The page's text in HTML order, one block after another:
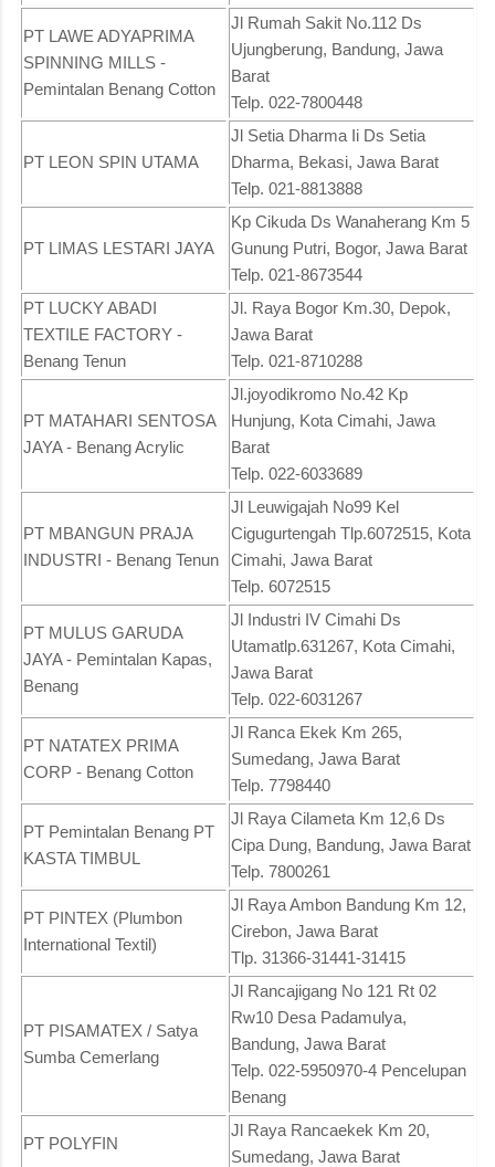
PT LAWE ADYAPRIMA
SPINNING MILLS -
Pemintalan Benang Cotton
Jl Rumah Sakit No.112 Ds
Ujungberung, Bandung, Jawa
Barat
Telp. 022-7800448
PT LEON SPIN UTAMA
Jl Setia Dharma Ii Ds Setia
Dharma, Bekasi, Jawa Barat
Telp. 021-8813888
PT LIMAS LESTARI JAYA
Kp Cikuda Ds Wanaherang Km 5
Gunung Putri, Bogor, Jawa Barat
Telp. 021-8673544
PT LUCKY ABADI
TEXTILE FACTORY -
Benang Tenun
Jl. Raya Bogor Km.30, Depok,
Jawa Barat
Telp. 021-8710288
PT MATAHARI SENTOSA
JAYA - Benang Acrylic
Jl.joyodikromo No.42 Kp
Hunjung, Kota Cimahi, Jawa
Barat
Telp. 022-6033689
PT MBANGUN PRAJA
INDUSTRI - Benang Tenun
Jl Leuwigajah No99 Kel
Cigugurtengah Tlp.6072515, Kota
Cimahi, Jawa Barat
Telp. 6072515
PT MULUS GARUDA
JAYA - Pemintalan Kapas,
Benang
Jl Industri IV Cimahi Ds
Utamatlp.631267, Kota Cimahi,
Jawa Barat
Telp. 022-6031267
PT NATATEX PRIMA
CORP - Benang Cotton
Jl Ranca Ekek Km 265,
Sumedang, Jawa Barat
Telp. 7798440
PT Pemintalan Benang PT
KASTA TIMBUL
Jl Raya Cilameta Km 12,6 Ds
Cipa Dung, Bandung, Jawa Barat
Telp. 7800261
PT PINTEX (Plumbon
International Textil)
Jl Raya Ambon Bandung Km 12,
Cirebon, Jawa Barat
Tlp. 31366-31441-31415
PT PISAMATEX / Satya
Sumba Cemerlang
Jl Rancajigang No 121 Rt 02
Rw10 Desa Padamulya,
Bandung, Jawa Barat
Telp. 022-5950970-4 Pencelupan
Benang
PT POLYFIN
Jl Raya Rancaekek Km 20,
Sumedang, Jawa Barat